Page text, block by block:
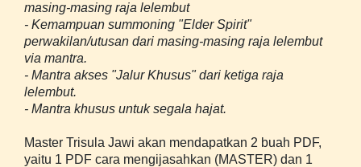
masing-masing raja lelembut
- Kemampuan summoning "Elder Spirit"
perwakilan/utusan dari masing-masing raja lelembut
via mantra.
- Mantra akses "Jalur Khusus" dari ketiga raja
lelembut.
- Mantra khusus untuk segala hajat.
Master Trisula Jawi akan mendapatkan 2 buah PDF,
yaitu 1 PDF cara mengijasahkan (MASTER) dan 1